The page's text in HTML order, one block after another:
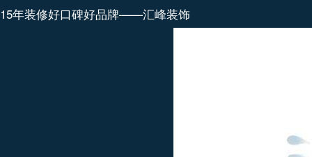
15年装修好口碑好品牌——汇峰装饰